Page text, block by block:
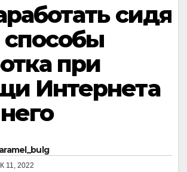
сидя
при
Интернета
11, 2022